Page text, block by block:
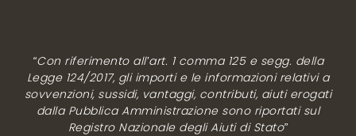
“Con riferimento all’art. 1 comma 125 e segg. della
Legge 124/2017, gli importi e le informazioni relativi a
sovvenzioni, sussidi, vantaggi, contributi, aiuti erogati
dalla Pubblica Amministrazione sono riportati sul
Registro Nazionale degli Aiuti di Stato”